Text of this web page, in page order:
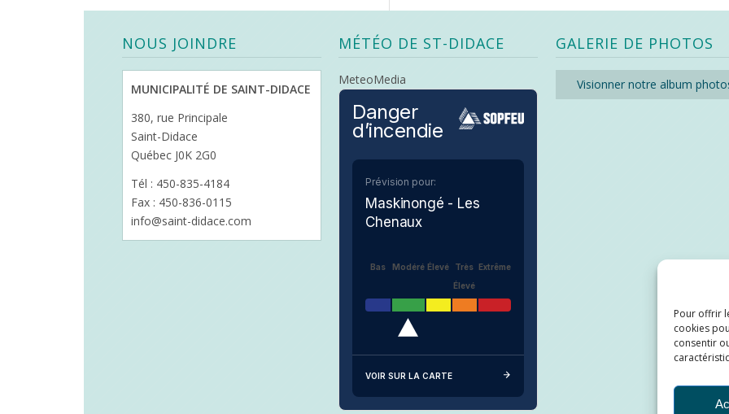
Pour offrir
cookies
consentir
NOUS JOINDRE
MUNICIPALITÉ DE SAINT-DIDACE
380, rue Principale
Saint-Didace
Québec J0K 2G0
Tél : 450-835-4184
Fax : 450-836-0115
info@saint-didace.com
MÉTÉO DE ST-DIDACE
MeteoMedia
Danger
d’incendie
Prévision pour:
Maskinongé - Les
Chenaux
Bas Modéré Élevé
Très
Élevé
Extrême
VOIR SUR LA CARTE
GALERIE DE PHOTOS
Visionner notre album